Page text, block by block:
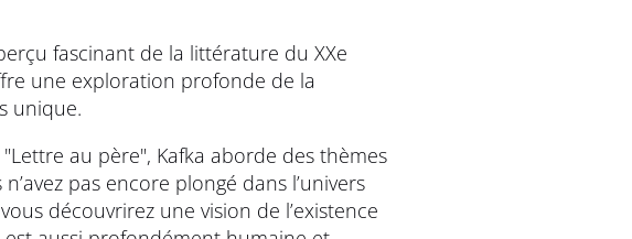
fascinant de la littérature du XXe
une exploration profonde de la
unique.
au père", Kafka aborde des thèmes
pas encore plongé dans l’univers
découvrirez une vision de l’existence